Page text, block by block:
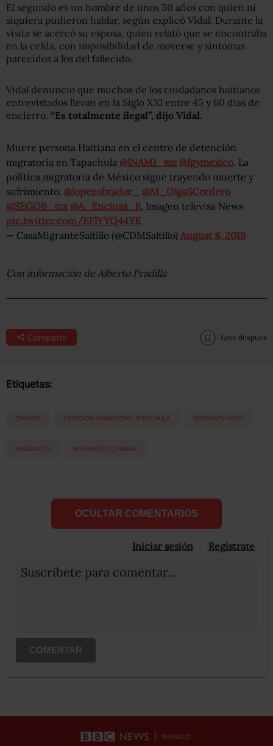
El segundo es un hombre de unos 50 años con quien ni
siquiera pudieron hablar, según explicó Vidal. Durante la
visita se acercó su esposa, quien relató que se encontraba
en la celda, con imposibilidad de moverse y síntomas
parecidos a los del fallecido.
Vidal denunció que muchos de los ciudadanos haitianos
entrevistados llevan en la Siglo XXI entre 45 y 60 días de
encierro. “Es totalmente ilegal”, dijo Vidal.
Muere persona Haitiana en el centro de detención
migratoria en Tapachula @INAMI_mx @fgymexico. La
política migratoria de México sigue trayendo muerte y
sufrimiento. @lopezobrador_
@M_OlgaSCordero
@SEGOB_mx @A_Encinas_R. Imagen televisa News
pic.twitter.com/EFlYYQ44YK
— CasaMigranteSaltillo (@CDMSaltillo) August 8, 2019
Con información de Alberto Pradilla
Compartir Leer después
Etiquetas:
CHIAPAS ESTACIÓN MIGRATORIA TAPACHULA MIGRANTE HAITI
MIGRANTES MIGRANTES CHIAPAS
OCULTAR COMENTARIOS
Iniciar sesión Registrate
Suscribete para comentar...
COMENTAR